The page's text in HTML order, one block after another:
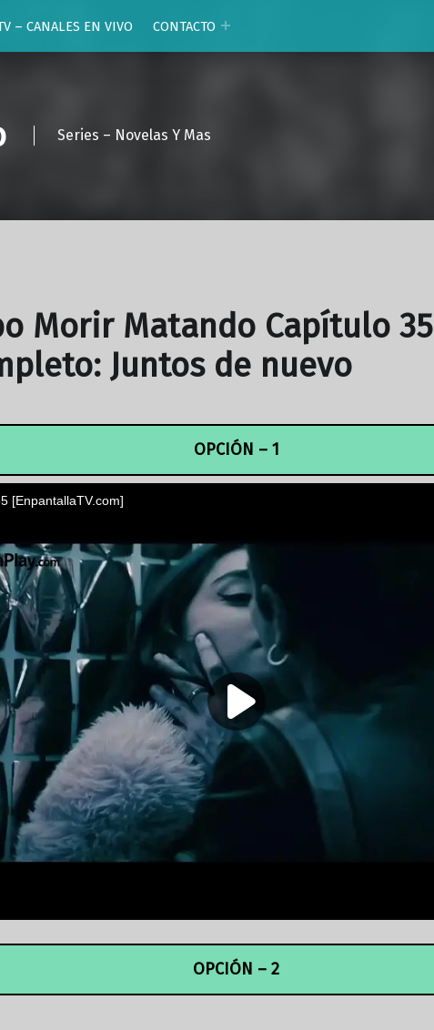
– CANALES EN VIVO CONTACTO
Series – Novelas Y Mas
Morir Matando Capítulo 35
Juntos de nuevo
OPCIÓN – 1
OPCIÓN – 2